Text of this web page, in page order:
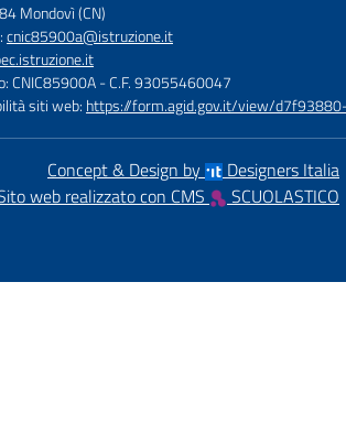
Mondovì (CN)
cnic85900a@istruzione.it
CNIC85900A- C.F. 93055460047
siti web: https://form.agid.gov.it/view/
Concept & Design by
Designers Italia
web realizzato con CMS
SCUOLASTICO